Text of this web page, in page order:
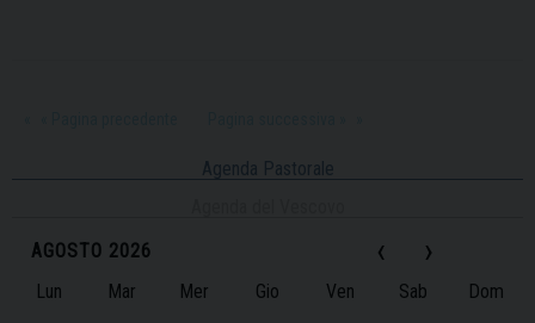
Agenda Pastorale
‹
AGOSTO 2026 ›
Lun Mar Mer Gio Ven Sab Dom